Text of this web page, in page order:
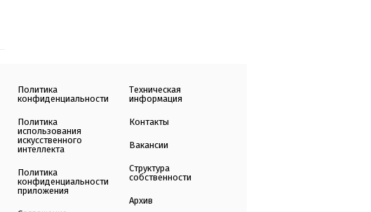
Политика
конфиденциальности
Политика
использования
искусственного
интеллекта
Политика
конфиденциальности
приложения
Техническая
информация
Контакты
Вакансии
Структура
собственности
Архив